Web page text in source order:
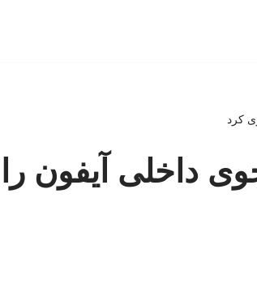
کرد
داخلی آیفون